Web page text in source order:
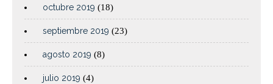
octubre 2019 (18)
septiembre 2019 (23)
agosto 2019 (8)
julio 2019 (4)